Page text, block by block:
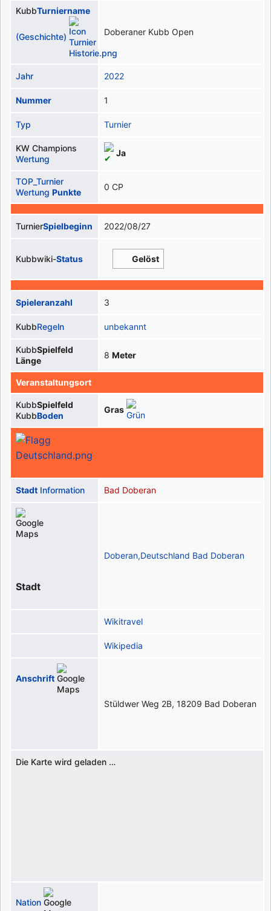
KubbTurniername
(Geschichte) Doberaner Kubb Open
Jahr 2022
Nummer 1
Typ Turnier
KW Champions
Wertung
Ja
TOP_Turnier
WertungPunkte
0 CP
TurnierSpielbeginn 2022/08/27
Kubbwiki-Status Gelöst
Spieleranzahl 3
KubbRegeln unbekannt
KubbSpielfeld
Länge
8Meter
Veranstaltungsort
KubbSpielfeld
KubbBoden
Gras
Stadt Information Bad Doberan
Stadt
Doberan,Deutschland Bad Doberan
Wikitravel
Wikipedia
Anschrift
Stüldwer Weg 2B, 18209 Bad Doberan
Die Karte wird geladen …
Nation